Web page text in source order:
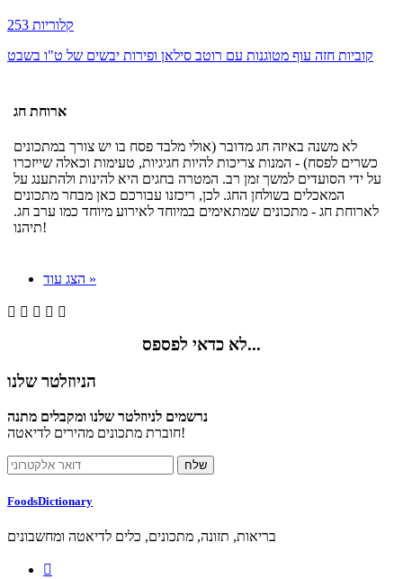
253 קלוריות
קוביות חזה עוף מטוגנות עם רוטב סילאן ופירות יבשים של ט"ו בשבט
ארוחת חג
לא משנה באיזה חג מדובר (אולי מלבד פסח בו יש צורך במתכונים
כשרים לפסח) - המנות צריכות להיות חגיגיות, טעימות וכאלה שייזכרו
על ידי הסועדים למשך זמן רב. המטרה בחגים היא להינות ולהתענג על
המאכלים בשולחן החג. לכן, ריכזנו עבורכם כאן מבחר מתכונים
לארוחת חג - מתכונים שמתאימים במיוחד לאירוע מיוחד כמו ערב חג.
תיהנו!
הצג עוד »
    
לא כדאי לפספס...
הניוזלטר שלנו
נרשמים לניוזלטר שלנו ומקבלים מתנה
חוברת מתכונים מהירים לדיאטה!
FoodsDictionary
בריאות, תזונה, מתכונים, כלים לדיאטה ומחשבונים
